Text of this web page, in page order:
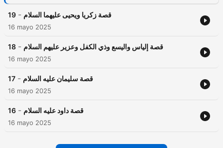
19 - قصة زكريا ويحيى عليهما السلام
16 mayo 2025
18 - قصة إلياس واليسع وذي الكفل وعزير عليهم السلام
16 mayo 2025
17 - قصة سليمان عليه السلام
16 mayo 2025
16 - قصة داود عليه السلام
16 mayo 2025